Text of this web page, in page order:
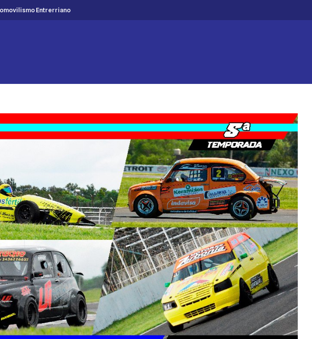
Entrerriano
ASME al límite: Paraná, formato
exprés y un domingo a todo o nada
Efecto dominó: Chajarí y
Concordia también tuvieron que
mover sus fichas